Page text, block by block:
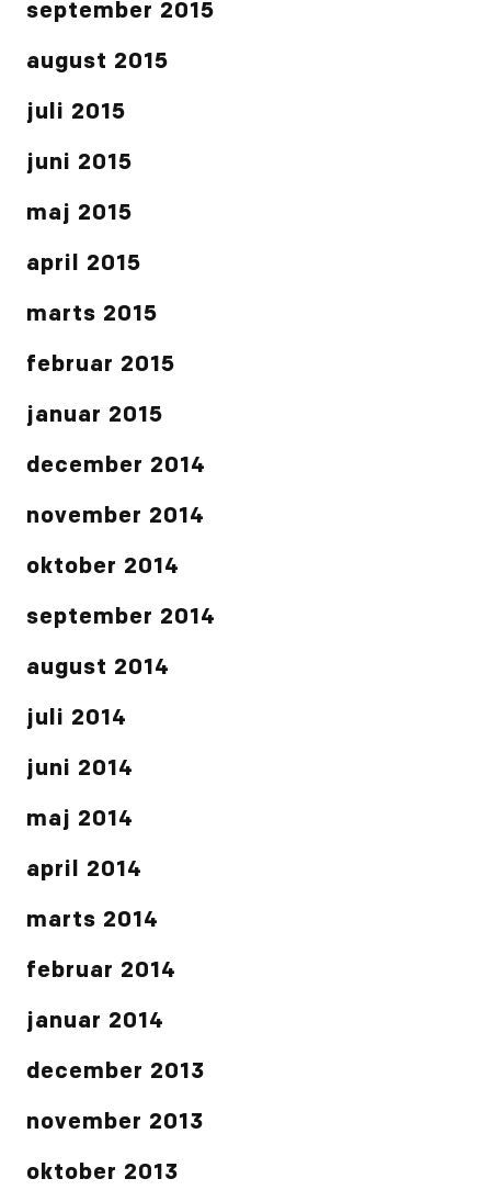
september 2015
august 2015
juli 2015
juni 2015
maj 2015
april 2015
marts 2015
februar 2015
januar 2015
december 2014
november 2014
oktober 2014
september 2014
august 2014
juli 2014
juni 2014
maj 2014
april 2014
marts 2014
februar 2014
januar 2014
december 2013
november 2013
oktober 2013